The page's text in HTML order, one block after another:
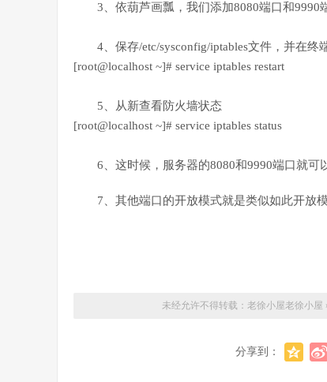
3、依葫芦画瓢，我们添加8080端口和9990
4、保存/etc/sysconfig/iptables文件，并在终
[root@localhost ~]# service iptables restart
5、从新查看防火墙状态
[root@localhost ~]# service iptables status
6、这时候，服务器的8080和9990端口就可
7、其他端口的开放模式就是类似如此开放
未经允许不得转载：老徐小屋老徐小屋
分享到：